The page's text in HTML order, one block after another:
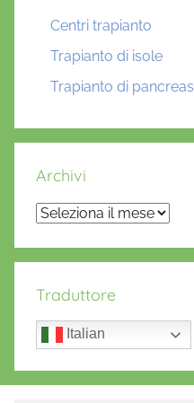
Centri trapianto
Trapianto di isole
Trapianto di pancreas
Archivi
Archivi
Traduttore
Italian